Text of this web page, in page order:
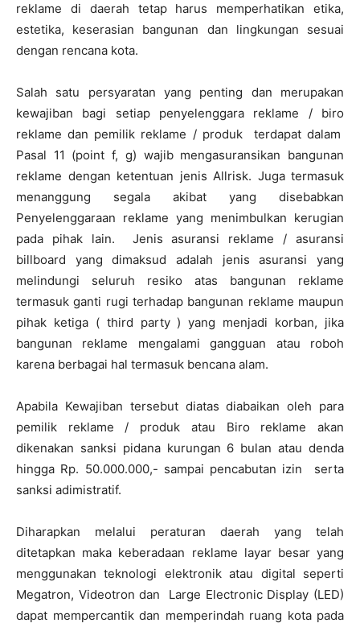
reklame di daerah tetap harus memperhatikan etika,
estetika, keserasian bangunan dan lingkungan sesuai
dengan rencana kota.
Salah satu persyaratan yang penting dan merupakan
kewajiban bagi setiap penyelenggara reklame / biro
reklame dan pemilik reklame / produk terdapat dalam
Pasal 11 (point f, g) wajib mengasuransikan bangunan
reklame dengan ketentuan jenis Allrisk. Juga termasuk
menanggung segala akibat yang disebabkan
Penyelenggaraan reklame yang menimbulkan kerugian
pada pihak lain. Jenis asuransi reklame / asuransi
billboard yang dimaksud adalah jenis asuransi yang
melindungi seluruh resiko atas bangunan reklame
termasuk ganti rugi terhadap bangunan reklame maupun
pihak ketiga ( third party ) yang menjadi korban, jika
bangunan reklame mengalami gangguan atau roboh
karena berbagai hal termasuk bencana alam.
Apabila Kewajiban tersebut diatas diabaikan oleh para
pemilik reklame / produk atau Biro reklame akan
dikenakan sanksi pidana kurungan 6 bulan atau denda
hingga Rp. 50.000.000,- sampai pencabutan izin serta
sanksi adimistratif.
Diharapkan melalui peraturan daerah yang telah
ditetapkan maka keberadaan reklame layar besar yang
menggunakan teknologi elektronik atau digital seperti
Megatron, Videotron dan Large Electronic Display (LED)
dapat mempercantik dan memperindah ruang kota pada